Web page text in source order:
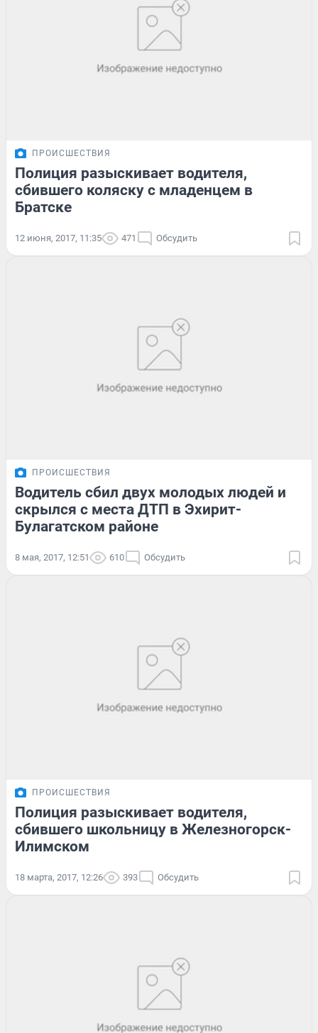
ПРОИСШЕСТВИЯ
Полиция разыскивает водителя,
сбившего коляску с младенцем в
Братске
12 июня, 2017, 11:35 471 Обсудить
ПРОИСШЕСТВИЯ
Водитель сбил двух молодых людей и
скрылся с места ДТП в Эхирит-
Булагатском районе
8 мая, 2017, 12:51 610 Обсудить
ПРОИСШЕСТВИЯ
Полиция разыскивает водителя,
сбившего школьницу в Железногорск-
Илимском
18 марта, 2017, 12:26 393 Обсудить